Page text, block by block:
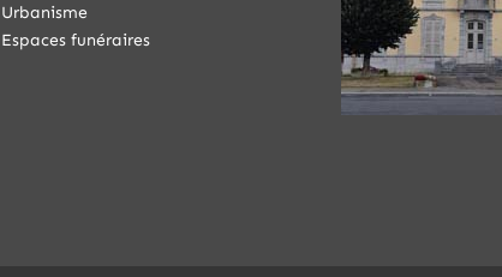
Urbanisme
Espaces funéraires